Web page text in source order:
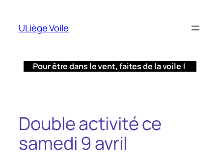
contenu
ULiège Voile
Pour être dans le vent, faites de la voile !
Double activité ce
samedi 9 avril